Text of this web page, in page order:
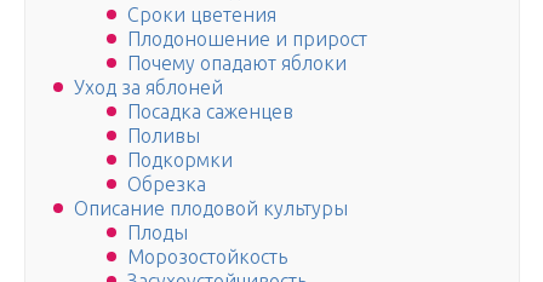
Сроки цветения
Плодоношение и прирост
Почему опадают яблоки
Уход за яблоней
Посадка саженцев
Поливы
Подкормки
Обрезка
Описание плодовой культуры
Плоды
Морозостойкость